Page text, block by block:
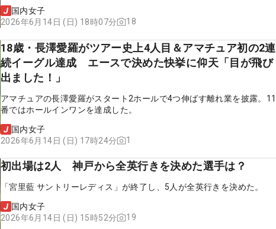
国内女子
2026年6月14日 (日) 18時07分
18
18歳・長澤愛羅がツアー史上4人目＆アマチュア初の2連
続イーグル達成 エースで決めた快挙に仰天「目が飛び
出ました！」
アマチュアの長澤愛羅がスタート2ホールで4つ伸ばす離れ業を披露。11
番ではホールインワンを達成した。
国内女子
2026年6月14日 (日) 17時24分
1
初出場は2人 神戸から全英行きを決めた選手は？
「宮里藍 サントリーレディス」が終了し、5人が全英行きを決めた。
国内女子
2026年6月14日 (日) 15時52分
19